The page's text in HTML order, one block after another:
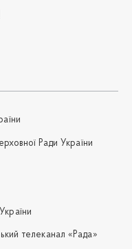
Ради України
телеканал «Рада»